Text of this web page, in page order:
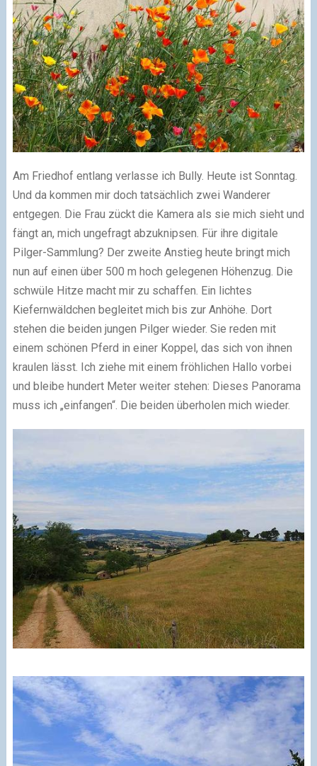
Am Friedhof entlang verlasse ich Bully. Heute ist Sonntag.
Und da kommen mir doch tatsächlich zwei Wanderer
entgegen. Die Frau zückt die Kamera als sie mich sieht und
fängt an, mich ungefragt abzuknipsen. Für ihre digitale
Pilger-Sammlung? Der zweite Anstieg heute bringt mich
nun auf einen über 500 m hoch gelegenen Höhenzug. Die
schwüle Hitze macht mir zu schaffen. Ein lichtes
Kiefernwäldchen begleitet mich bis zur Anhöhe. Dort
stehen die beiden jungen Pilger wieder. Sie reden mit
einem schönen Pferd in einer Koppel, das sich von ihnen
kraulen lässt. Ich ziehe mit einem fröhlichen Hallo vorbei
und bleibe hundert Meter weiter stehen: Dieses Panorama
muss ich „einfangen“. Die beiden überholen mich wieder.